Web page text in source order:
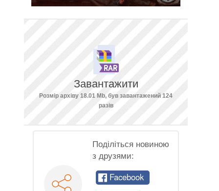
Завантажити
Розмір архіву 18.01 Mb, був завантажений 124
разів
Поділіться новиною
з друзями:
Facebook